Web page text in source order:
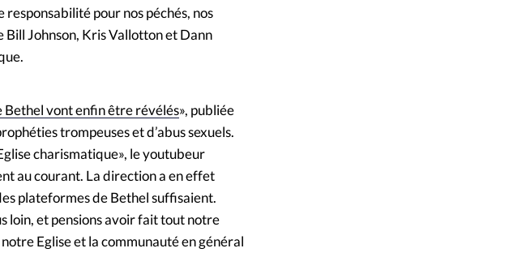
responsabilité pour nos péchés, nos
Bill Johnson, Kris Vallotton et Dann
Bethel vont enfin être révélés», publiée
trompeuses et d’abus sexuels.
charismatique», le youtubeur
au courant. La direction a en effet
plateformes de Bethel suffisaient.
loin, et pensions avoir fait tout notre
Eglise et la communauté en général